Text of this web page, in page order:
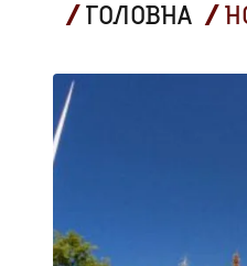
ГОЛОВНА